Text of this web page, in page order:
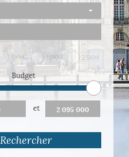
5KM 10KM 25KM
Budget
et
Rechercher